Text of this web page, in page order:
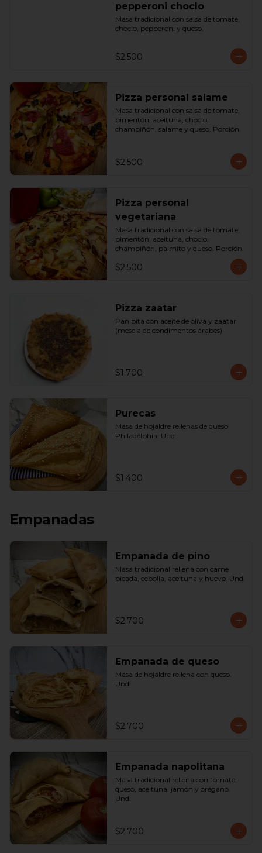
pepperoni choclo
Masa tradicional con salsa de tomate,
choclo, pepperoni y queso.
$2.500
Pizza personal salame
Masa tradicional con salsa de tomate,
pimentón, aceituna, choclo,
champiñón, salame y queso. Porción.
$2.500
Pizza personal
vegetariana
Masa tradicional con salsa de tomate,
pimentón, aceituna, choclo,
champiñón, palmito y queso. Porción.
$2.500
Pizza zaatar
Pan pita con aceite de oliva y zaatar
(mescla de condimentos árabes)
$1.700
Purecas
Masa de hojaldre rellenas de queso
Philadelphia. Und.
$1.400
Empanadas
Empanada de pino
Masa tradicional rellena con carne
picada, cebolla, aceituna y huevo. Und.
$2.700
Empanada de queso
Masa de hojaldre rellena con queso.
Und.
$2.700
Empanada napolitana
Masa tradicional rellena con tomate,
queso, aceituna, jamón y orégano.
Und.
$2.700